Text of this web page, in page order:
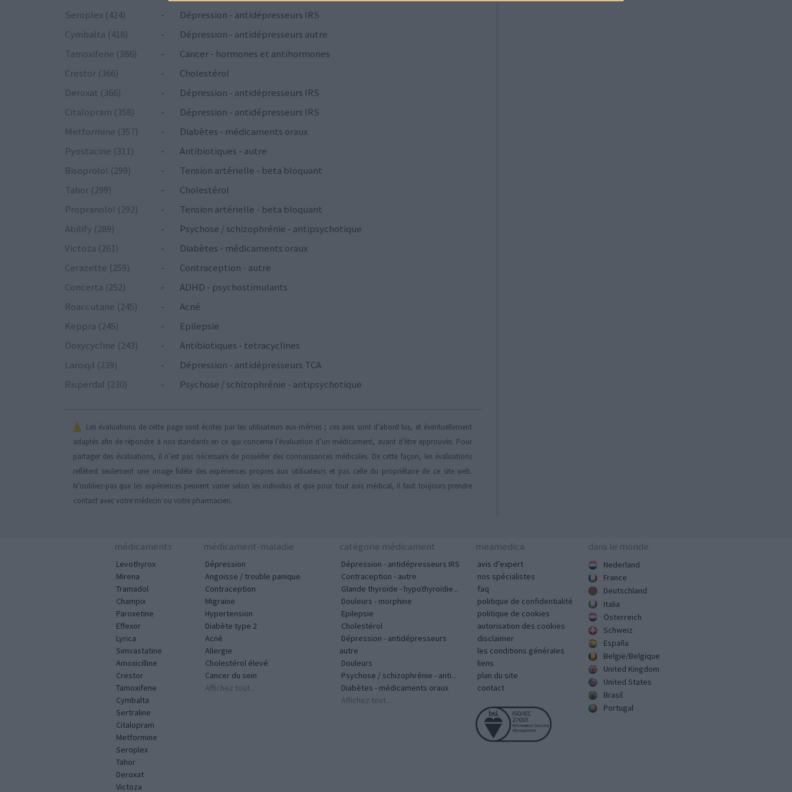
Seroplex (424)
-
Dépression - antidépresseurs IRS
Cymbalta (418)
-
Dépression - antidépresseurs autre
Tamoxifene (386)
-
Cancer - hormones et antihormones
Crestor (366)
-
Cholestérol
Deroxat (366)
-
Dépression - antidépresseurs IRS
Citalopram (358)
-
Dépression - antidépresseurs IRS
Metformine (357)
-
Diabètes - médicaments oraux
Pyostacine (311)
-
Antibiotiques - autre
Bisoprolol (299)
-
Tension artérielle - beta bloquant
Tahor (299)
-
Cholestérol
Propranolol (292)
-
Tension artérielle - beta bloquant
Abilify (289)
-
Psychose / schizophrénie - antipsychotique
Victoza (261)
-
Diabètes - médicaments oraux
Cerazette (259)
-
Contraception - autre
Concerta (252)
-
ADHD - psychostimulants
Roaccutane (245)
-
Acné
Keppra (245)
-
Epilepsie
Doxycycline (243)
-
Antibiotiques - tetracyclines
Laroxyl (239)
-
Dépression - antidépresseurs TCA
Risperdal (230)
- Psychose / schizophrénie - antipsychotique
Les évaluations de cette page sont écrites par les utilisateurs eux-mêmes ; ces avis sont d’abord lus, et éventuellement
adaptés afin de répondre à nos standards en ce qui concerne l’évaluation d’un médicament, avant d’être approuvés. Pour
partager des évaluations, il n’est pas nécessaire de posséder des connaissances médicales. De cette façon, les évaluations
reflètent seulement une image fidèle des expériences propres aux utilisateurs et pas celle du propriétaire de ce site web.
N’oubliez-pas que les expériences peuvent varier selon les individus et que pour tout avis médical, il faut toujours prendre
contact avec votre médecin ou votre pharmacien.
médicaments
Levothyrox
Mirena
Tramadol
Champix
Paroxetine
Effexor
Lyrica
Simvastatine
Amoxicilline
Crestor
Tamoxifene
Cymbalta
Sertraline
Citalopram
Metformine
Seroplex
Tahor
Deroxat
Victoza
médicament-maladie
Dépression
Angoisse / trouble panique
Contraception
Migraine
Hypertension
Diabète type 2
Acné
Allergie
Cholestérol élevé
Cancer du sein
Affichez tout...
catégorie médicament
Dépression - antidépresseurs IRS
Contraception - autre
Glande thyroïde - hypothyroïdie...
Douleurs - morphine
Epilepsie
Cholestérol
Dépression - antidépresseurs
autre
Douleurs
Psychose / schizophrénie - anti...
Diabètes - médicaments oraux
Affichez tout...
meamedica
avis d’expert
nos spécialistes
faq
politique de confidentialité
politique de cookies
autorisation des cookies
disclaimer
les conditions générales
liens
plan du site
contact
dans le monde
Nederland
France
Deutschland
Italia
Österreich
Schweiz
España
België/Belgique
United Kingdom
United States
Brasil
Portugal